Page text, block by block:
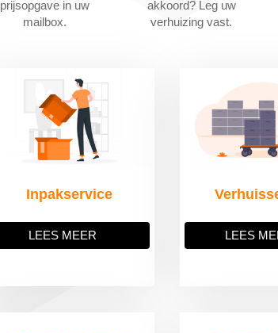
prijsopgave in uw
mailbox.
akkoord? Leg uw
verhuizing vast.
Inpakservice
LEES MEER LEES